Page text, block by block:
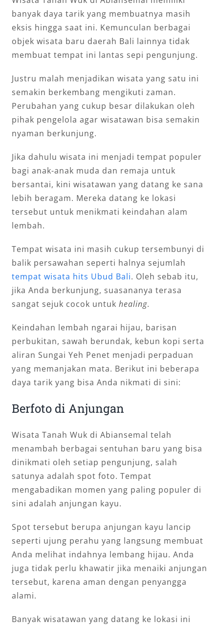
banyak daya tarik yang membuatnya masih
eksis hingga saat ini. Kemunculan berbagai
objek wisata baru daerah Bali lainnya tidak
membuat tempat ini lantas sepi pengunjung.
Justru malah menjadikan wisata yang satu ini
semakin berkembang mengikuti zaman.
Perubahan yang cukup besar dilakukan oleh
pihak pengelola agar wisatawan bisa semakin
nyaman berkunjung.
Jika dahulu wisata ini menjadi tempat populer
bagi anak-anak muda dan remaja untuk
bersantai, kini wisatawan yang datang ke sana
lebih beragam. Mereka datang ke lokasi
tersebut untuk menikmati keindahan alam
lembah.
Tempat wisata ini masih cukup tersembunyi di
balik persawahan seperti halnya sejumlah
tempat wisata hits Ubud Bali. Oleh sebab itu,
jika Anda berkunjung, suasananya terasa
sangat sejuk cocok untuk healing.
Keindahan lembah ngarai hijau, barisan
perbukitan, sawah berundak, kebun kopi serta
aliran Sungai Yeh Penet menjadi perpaduan
yang memanjakan mata. Berikut ini beberapa
daya tarik yang bisa Anda nikmati di sini:
Berfoto di Anjungan
Wisata Tanah Wuk di Abiansemal telah
menambah berbagai sentuhan baru yang bisa
dinikmati oleh setiap pengunjung, salah
satunya adalah spot foto. Tempat
mengabadikan momen yang paling populer di
sini adalah anjungan kayu.
Spot tersebut berupa anjungan kayu lancip
seperti ujung perahu yang langsung membuat
Anda melihat indahnya lembang hijau. Anda
juga tidak perlu khawatir jika menaiki anjungan
tersebut, karena aman dengan penyangga
alami.
Banyak wisatawan yang datang ke lokasi ini